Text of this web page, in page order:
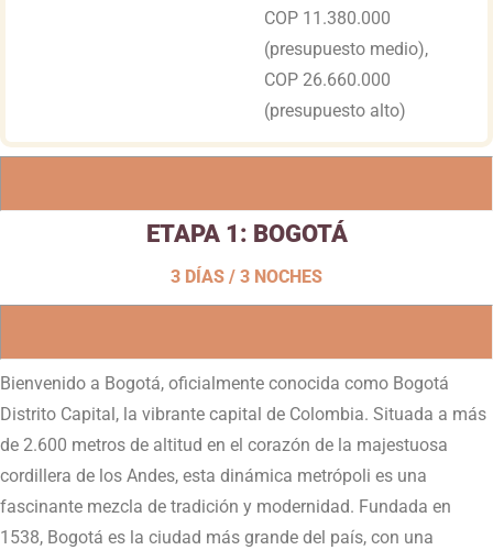
COP 11.380.000
(presupuesto medio),
COP 26.660.000
(presupuesto alto)
ETAPA 1: BOGOTÁ
3 DÍAS / 3 NOCHES
Bienvenido a Bogotá, oficialmente conocida como Bogotá
Distrito Capital, la vibrante capital de Colombia. Situada a más
de 2.600 metros de altitud en el corazón de la majestuosa
cordillera de los Andes, esta dinámica metrópoli es una
fascinante mezcla de tradición y modernidad. Fundada en
1538, Bogotá es la ciudad más grande del país, con una